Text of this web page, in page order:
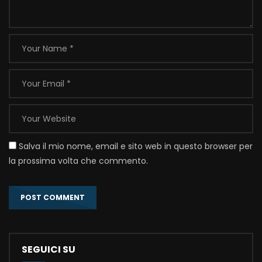
Salva il mio nome, email e sito web in questo browser per
la prossima volta che commento.
SEGUICI SU